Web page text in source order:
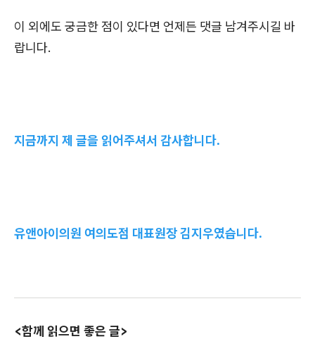
이 외에도 궁금한 점이 있다면 언제든 댓글 남겨주시길 바
랍니다.
지금까지 제 글을 읽어주셔서 감사합니다.
유앤아이의원 여의도점 대표원장 김지우였습니다.
<함께 읽으면 좋은 글>